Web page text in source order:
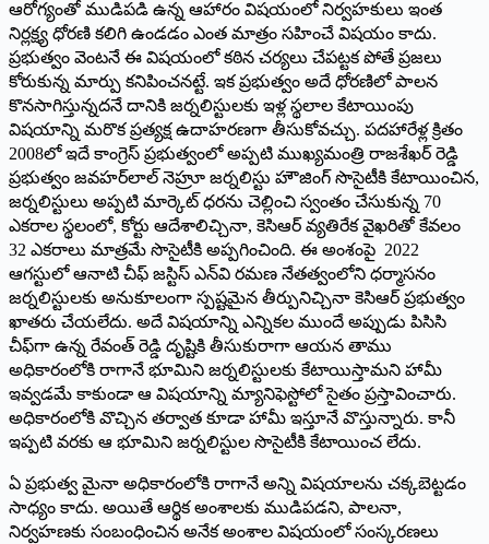
ఆరోగ్యంతో ముడిపడి ఉన్న ఆహారం విషయంలో నిర్వహకులు ఇంత
నిర్లక్ష్య ధోరణి కలిగి ఉండడం ఎంత మాత్రం సహించే విషయం కాదు.
ప్రభుత్వం వెంటనే ఈ విషయంలో కఠిన చర్యలు చేపట్టక పోతే ప్రజలు
కోరుకున్న మార్పు కనిపించనట్టే. ఇక ప్రభుత్వం అదే ధోరణిలో పాలన
కొనసాగిస్తున్నదనే దానికి జర్నలిస్టులకు ఇళ్ల స్థలాల కేటాయింపు
విషయాన్ని మరొక ప్రత్యక్ష ఉదాహరణగా తీసుకోవచ్చు. పదహారేళ్ల క్రితం
2008లో ఇదే కాంగ్రెస్‌ ‌ప్రభుత్వంలో అప్పటి ముఖ్యమంత్రి రాజశేఖర్‌ ‌రెడ్డి
ప్రభుత్వం జవహర్‌లాల్‌ ‌నెహ్రూ జర్నలిస్టు హౌజింగ్‌ ‌సొసైటీకి కేటాయించిన,
జర్నలిస్టులు అప్పటి మార్కెట్‌ ‌ధరను చెల్లించి స్వంతం చేసుకున్న 70
ఎకరాల స్థలంలో, కోర్టు ఆదేశాలిచ్చినా, కెసిఆర్‌ ‌వ్యతిరేక వైఖరితో కేవలం
32 ఎకరాలు మాత్రమే సొసైటీకి అప్పగించింది. ఈ అంశంపై 2022
ఆగస్టులో ఆనాటి చీఫ్‌ ‌జస్టిస్‌ ఎన్‌వి రమణ నేతత్వంలోని ధర్మాసనం
జర్నలిస్టులకు అనుకూలంగా స్పష్టమైన తీర్పునిచ్చినా కెసిఆర్‌ ‌ప్రభుత్వం
ఖాతరు చేయలేదు. అదే విషయాన్ని ఎన్నికల ముందే అప్పుడు పిసిసి
చీఫ్‌గా ఉన్న రేవంత్‌ ‌రెడ్డి దృష్టికి తీసుకురాగా ఆయన తాము
అధికారంలోకి రాగానే భూమిని జర్నలిస్టులకు కేటాయిస్తామని హామీ
ఇవ్వడమే కాకుండా ఆ విషయాన్ని మ్యానిఫెస్టోలో సైతం ప్రస్తావించారు.
అధికారంలోకి వొచ్చిన తర్వాత కూడా హామీ ఇస్తూనే వొస్తున్నారు. కానీ
ఇప్పటి వరకు ఆ భూమిని జర్నలిస్టుల సొసైటీకి కేటాయించ లేదు.
ఏ ప్రభుత్వ మైనా అధికారంలోకి రాగానే అన్ని విషయాలను చక్కబెట్టడం
సాధ్యం కాదు. అయితే ఆర్థిక అంశాలకు ముడిపడని, పాలనా,
నిర్వహణకు సంబంధించిన అనేక అంశాల విషయంలో సంస్కరణలు